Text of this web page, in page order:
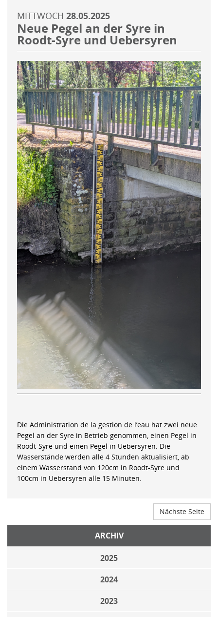
MITTWOCH 28.05.2025
Neue Pegel an der Syre in
Roodt-Syre und Uebersyren
Die Administration de la gestion de l’eau hat zwei neue
Pegel an der Syre in Betrieb genommen, einen Pegel in
Roodt-Syre und einen Pegel in Uebersyren. Die
Wasserstände werden alle 4 Stunden aktualisiert, ab
einem Wasserstand von 120cm in Roodt-Syre und
100cm in Uebersyren alle 15 Minuten.
Nächste Seite
ARCHIV
2025
2024
2023